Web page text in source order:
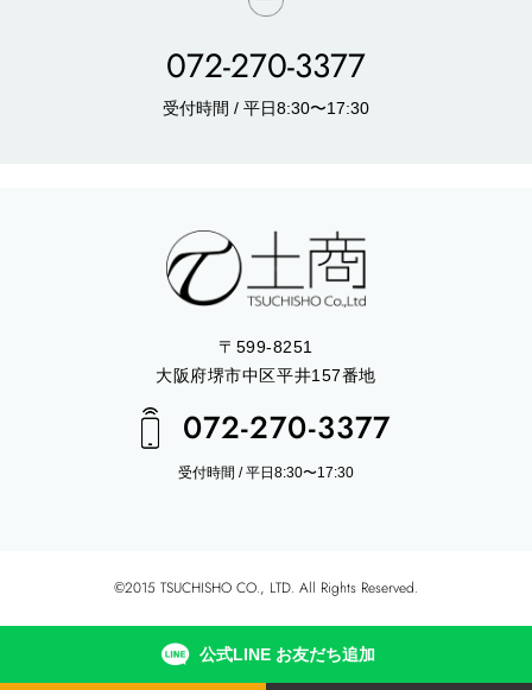
072-270-3377
受付時間 / 平日8:30〜17:30
〒599-8251
大阪府堺市中区平井157番地
072-270-3377
受付時間 / 平日8:30〜17:30
©2015 TSUCHISHO CO., LTD. All Rights Reserved.
公式LINE お友だち追加